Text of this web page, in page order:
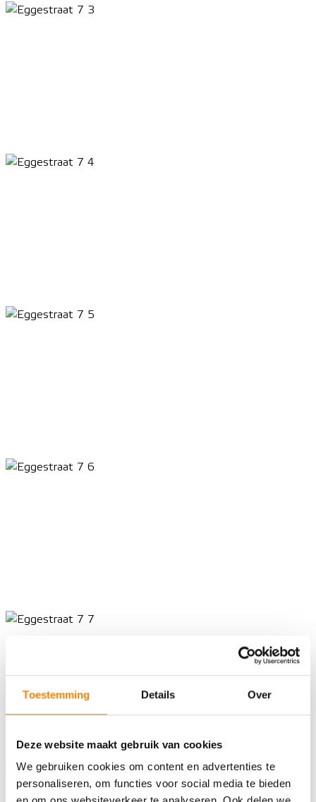
Toestemming Details Over
Deze website maakt gebruik van cookies
We gebruiken cookies om content en advertenties te
personaliseren, om functies voor social media te bieden